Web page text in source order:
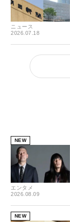
ニュース
2026.07.18
NEW
エンタメ
2026.08.09
NEW